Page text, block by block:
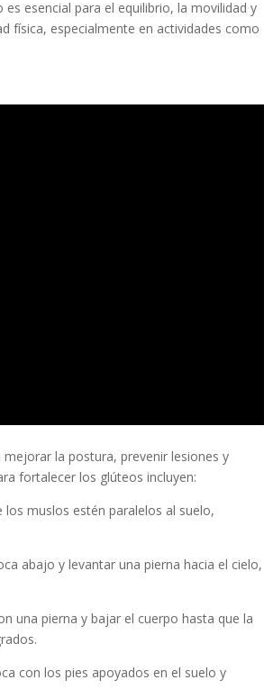
esencial para el equilibrio, la movilidad y
física, especialmente en actividades como
la postura, prevenir lesiones y
fortalecer los glúteos incluyen:
muslos estén paralelos al suelo,
abajo y levantar una pierna hacia el cielo,
una pierna y bajar el cuerpo hasta que la
con los pies apoyados en el suelo y